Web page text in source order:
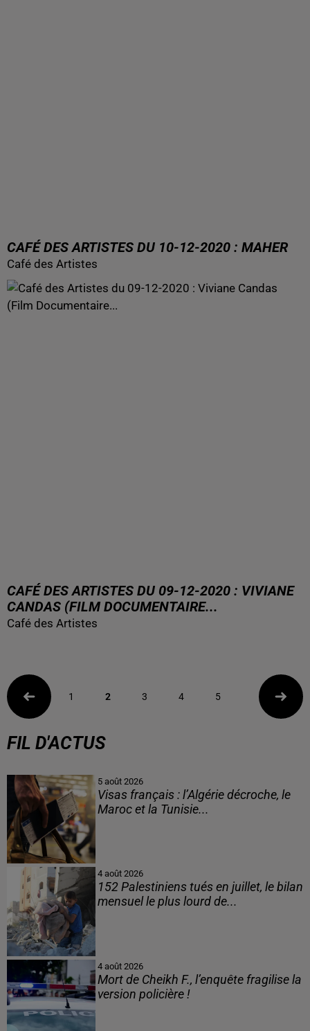
CAFÉ DES ARTISTES DU 10-12-2020 : MAHER
Café des Artistes
CAFÉ DES ARTISTES DU 09-12-2020 : VIVIANE
CANDAS (FILM DOCUMENTAIRE...
Café des Artistes
1 2 3 4 5
FIL D'ACTUS
5 août 2026
Visas français : l’Algérie décroche, le
Maroc et la Tunisie...
4 août 2026
152 Palestiniens tués en juillet, le bilan
mensuel le plus lourd de...
4 août 2026
Mort de Cheikh F., l’enquête fragilise la
version policière !